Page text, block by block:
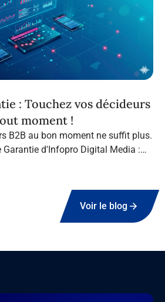
: Touchez vos décideurs
moment !
B2B au bon moment ne suffit plus.
Garantie d'Infopro Digital Media :
long de leur navigation, quel que
Voir le blog